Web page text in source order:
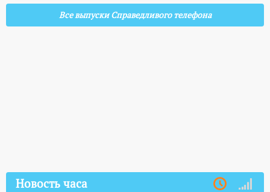
Все выпуски Справедливого телефона
Новость часа